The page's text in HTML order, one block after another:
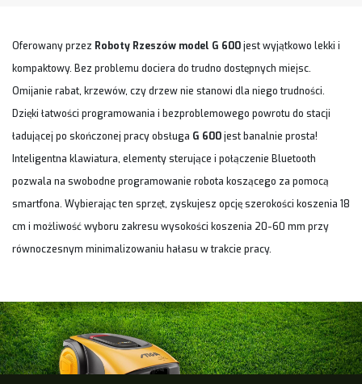
Oferowany przez Roboty Rzeszów model G 600jest wyjątkowo lekki i
kompaktowy. Bez problemu dociera do trudno dostępnych miejsc.
Omijanie rabat, krzewów, czy drzew nie stanowi dla niego trudności.
Dzięki łatwości programowania i bezproblemowego powrotu do stacji
ładującej po skończonej pracy obsługa G 600jest banalnie prosta!
Inteligentna klawiatura, elementy sterujące i połączenie Bluetooth
pozwala na swobodne programowanie robota koszącego za pomocą
smartfona. Wybierając ten sprzęt, zyskujesz opcję szerokości koszenia 18
cm i możliwość wyboru zakresu wysokości koszenia 20-60 mm przy
równoczesnym minimalizowaniu hałasu w trakcie pracy.